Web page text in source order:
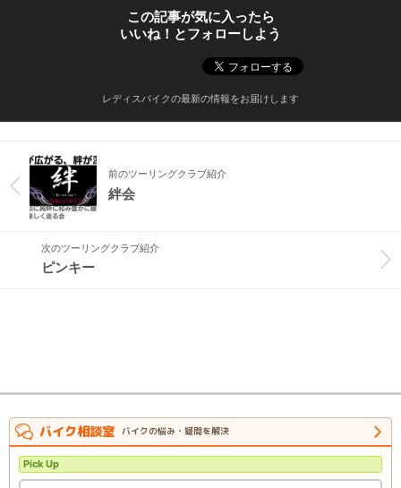
この記事が気に入ったら
いいね！とフォローしよう
レディスバイクの最新の情報をお届けします
前のツーリングクラブ紹介
絆会
次のツーリングクラブ紹介
ピンキー
バイク相談室 バイクの悩み・疑問を解決
Pick Up